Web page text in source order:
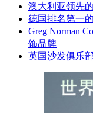
澳大利亚领先
德国排名第一
Greg Norman
饰品牌
英国沙发俱乐